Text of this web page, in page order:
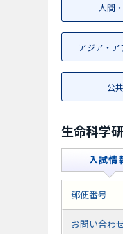
人間
公
生命科学
郵便番号
お問い合わ